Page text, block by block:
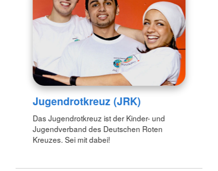
Jugendrotkreuz (JRK)
Das Jugendrotkreuz ist der Kinder- und
Jugendverband des Deutschen Roten
Kreuzes. Sei mit dabei!